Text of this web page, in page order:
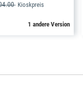
Kioskpreis
1 andere Version